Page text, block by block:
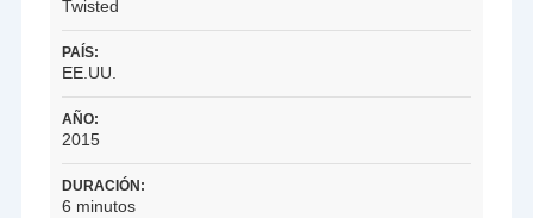
Twisted
PAÍS:
EE.UU.
AÑO:
2015
DURACIÓN:
6 minutos